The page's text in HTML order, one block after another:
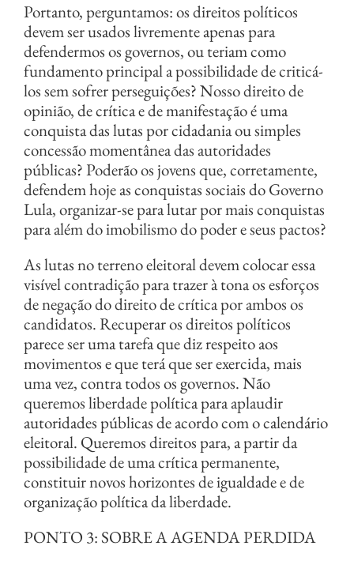
Portanto, perguntamos: os direitos políticos
devem ser usados livremente apenas para
defendermos os governos, ou teriam como
fundamento principal a possibilidade de criticá-
los sem sofrer perseguições? Nosso direito de
opinião, de crítica e de manifestação é uma
conquista das lutas por cidadania ou simples
concessão momentânea das autoridades
públicas? Poderão os jovens que, corretamente,
defendem hoje as conquistas sociais do Governo
Lula, organizar-se para lutar por mais conquistas
para além do imobilismo do poder e seus pactos?
As lutas no terreno eleitoral devem colocar essa
visível contradição para trazer à tona os esforços
de negação do direito de crítica por ambos os
candidatos. Recuperar os direitos políticos
parece ser uma tarefa que diz respeito aos
movimentos e que terá que ser exercida, mais
uma vez, contra todos os governos. Não
queremos liberdade política para aplaudir
autoridades públicas de acordo com o calendário
eleitoral. Queremos direitos para, a partir da
possibilidade de uma crítica permanente,
constituir novos horizontes de igualdade e de
organização política da liberdade.
PONTO 3: SOBRE A AGENDA PERDIDA